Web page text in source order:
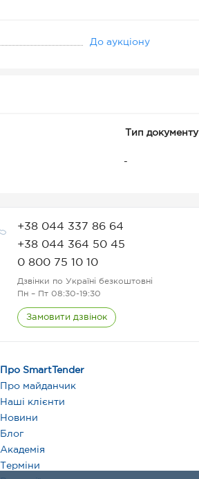
До аукціону
Тип документу
-
+38 044 337 86 64
+38 044 364 50 45
0 800 75 10 10
Дзвінки по Україні безкоштовні
Пн – Пт 08:30-19:30
Замовити дзвінок
Про SmartTender
Про майданчик
Наші клієнти
Новини
Блог
Академія
Терміни